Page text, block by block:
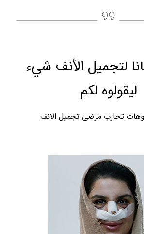
لتجميل الأنف شيء
ليقولوه لكم
تجارب مرضى تجميل الانف